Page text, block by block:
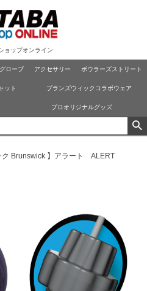
ョップオンライン
グローブ アクセサリー ボウラーズストリート
ット ブランズウィックコラボウェア
プロオリジナルグッズ
ク Brunswick 】アラート ALERT